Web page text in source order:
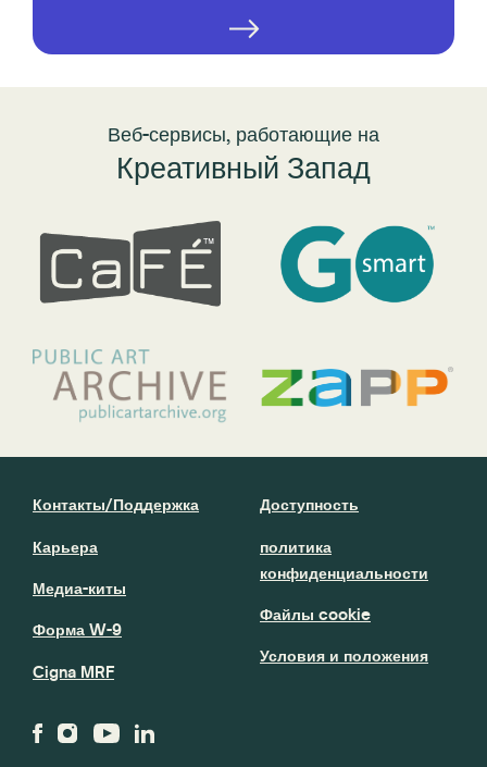
Веб-сервисы, работающие на
Креативный Запад
Контакты/Поддержка
Карьера
Медиа-киты
Форма W-9
Cigna MRF
Доступность
политика
конфиденциальности
Файлы cookie
Условия и положения